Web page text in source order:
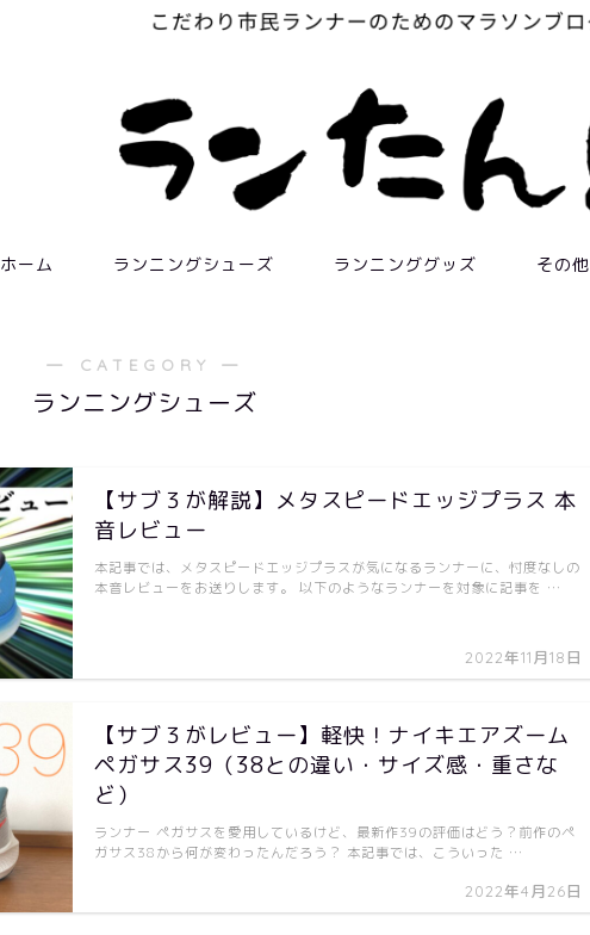
ホーム ランニングシューズ ランニンググッズ その他
― CATEGORY ―
ランニングシューズ
【サブ３が解説】メタスピードエッジプラス 本
音レビュー
2022年11月18日
本記事では、メタスピードエッジプラスが気になるランナーに、忖度なしの
本音レビューをお送りします。 以下のようなランナーを対象に記事を …
【サブ３がレビュー】軽快！ナイキエアズーム
ペガサス39（38との違い・サイズ感・重さな
ど）
2022年4月26日
ランナー ペガサスを愛用しているけど、最新作39の評価はどう？前作のペ
ガサス38から何が変わったんだろう？ 本記事では、こういった …